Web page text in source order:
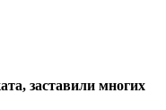
заставили многих